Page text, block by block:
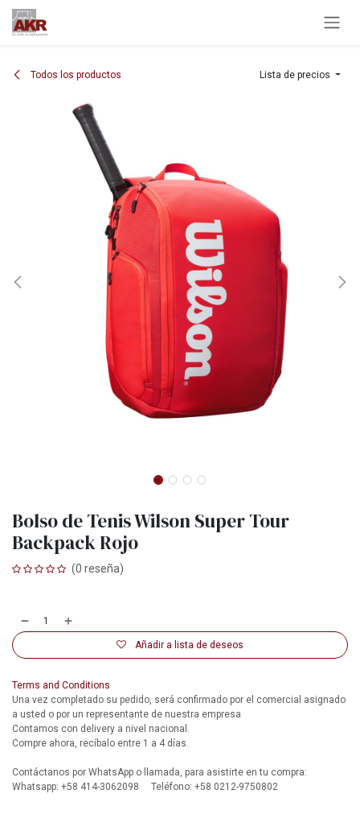
Ir al contenido
Todos los productos Lista de precios
Bolso de Tenis Wilson Super Tour
Backpack Rojo
(0 reseña)
Añadir a lista de deseos
Terms and Conditions
Una vez completado su pedido, será confirmado por el comercial asignado
a usted o por un representante de nuestra empresa
Contamos con delivery a nivel nacional.
Compre ahora, recíbalo entre 1 a 4 días.
Contáctanos por WhatsApp o llamada, para asistirte en tu compra:
Whatsapp: +58 414-3062098 Teléfono: +58 0212-9750802